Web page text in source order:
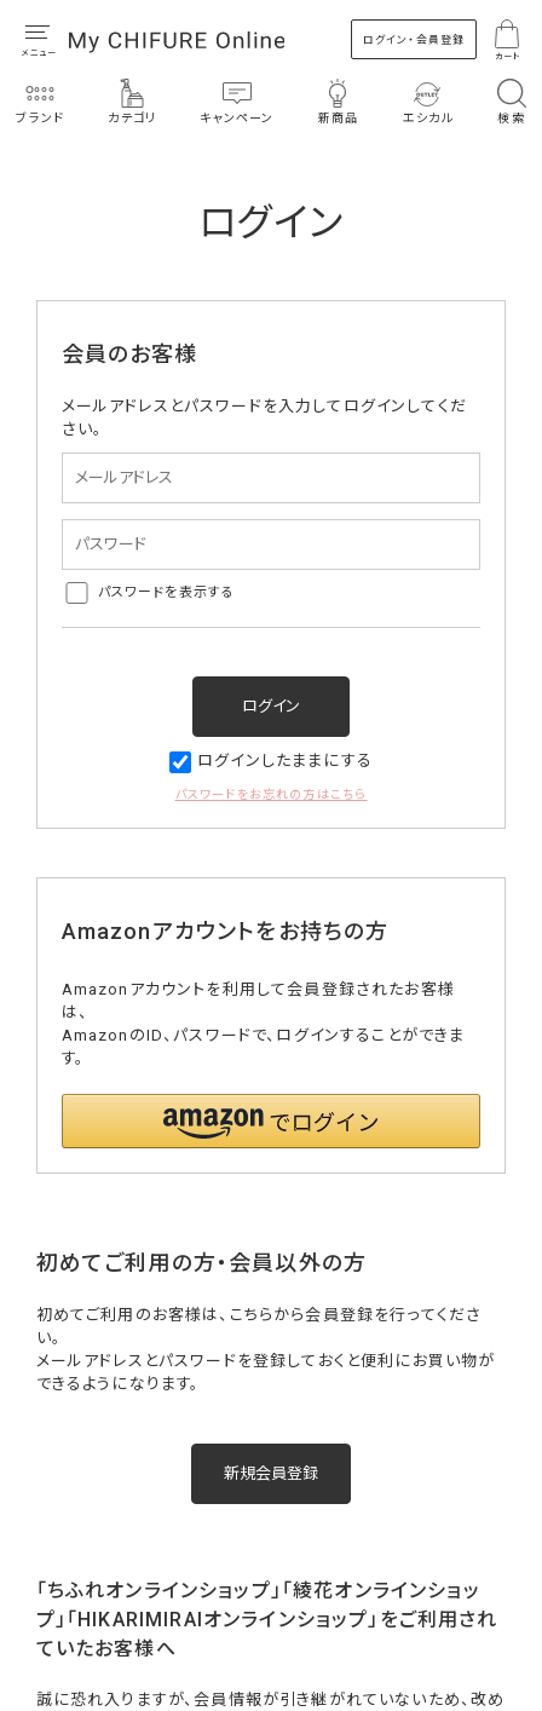
ログイン・会員登録
カート
ブランド カテゴリ キャンペーン 新商品 エシカル 検索
ログイン
会員のお客様
メールアドレスとパスワードを入力してログインしてくだ
さい。
パスワードを表示する
ログインしたままにする
パスワードをお忘れの方はこちら
Amazonアカウントをお持ちの方
Amazonアカウントを利用して会員登録されたお客様
は、
AmazonのID、パスワードで、ログインすることができま
す。
初めてご利用の方・会員以外の方
初めてご利用のお客様は、こちらから会員登録を行ってくださ
い。
メールアドレスとパスワードを登録しておくと便利にお買い物が
できるようになります。
「ちふれオンラインショップ」「綾花オンラインショッ
プ」「HIKARIMIRAIオンラインショップ」をご利用され
ていたお客様へ
誠に恐れ入りますが、会員情報が引き継がれていないため、改め